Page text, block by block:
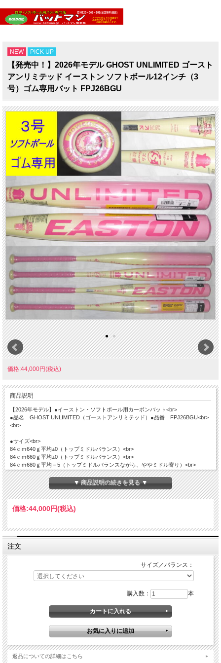
NEW PICK UP
【発売中！】2026年モデル GHOST UNLIMITED ゴースト
アンリミテッド イーストン ソフトボール12インチ（3
号）ゴム専用バット FPJ26BGU
価格:44,000円(税込)
商品説明
【2026年モデル】●イーストン・ソフトボール用カーボンバット<br>
●品名 GHOST UNLIMITED（ゴーストアンリミテッド）●品番 FPJ26BGU<br>
<br>
●サイズ<br>
84ｃｍ640ｇ平均±0（トップミドルバランス）<br>
84ｃｍ660ｇ平均±0（トップミドルバランス）<br>
84ｃｍ680ｇ平均－5（トップミドルバランスながら、ややミドル寄り）<br>
84ｃｍ710ｇ平均－5（トップミドルバランスながら、ややミドル寄り）<br><br>
●直径：57mm平均 ●カラー PKLM（ピンクレモネード）●素材 素材：FRP
<br>
●バランス 飛びと振り抜きやすさを両立させた、オリジナルバランス 強いてい
えば、トップミドルバランス（各サイズにより、バランスは微妙に異なります）
●特徴<br>
ダブルバレル構造<br>
本バットは、肉薄のアウターバレル（外管）と内管の二重管構造になっており
ます。
とても肉薄のため、大きなトランポリン効果が生まれます。<br>
他方、力のある打者の方は、外管がつぶれ、内管まで達し、内管のカーボンで
ボールを鋭く弾き返します。すなわち、インナーバレルがアウターバレルをサ
二重のトランポリン効果が生み出されます。
内外管の間には、2ｍｍ程の空間があり、このすきまを作るのが技術的に難し
大きな飛距離を生み出す原動力に寄与しております。<br>
どこで打ってもよく飛びます<br>
キャップ先端からテーパー根本まで.ダブルバレル構造を維持。.「どこで打っ
▼ 商品説明の続きを見る ▼
価格:44,000円(税込)
注文
サイズ／バランス：
購入数： 本
返品についての詳細はこちら